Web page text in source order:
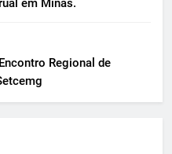
em Minas.
Regional de